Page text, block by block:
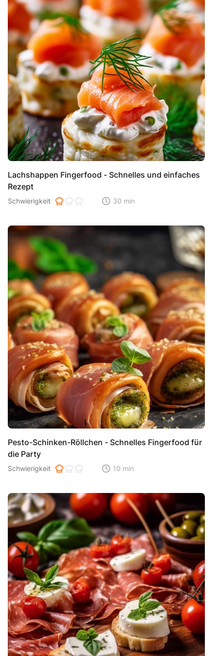
Lachshappen Fingerfood - Schnelles und einfaches
Rezept
Schwierigkeit der Zubereitung. 1 ist einfach 2 ist mittel 3 ist
Schwierigkeit Zeitaufwand der der Zubereitung.
30 min
Pesto-Schinken-Röllchen - Schnelles Fingerfood für
die Party
Schwierigkeit der Zubereitung. 1 ist einfach 2 ist mittel 3 ist
Schwierigkeit Zeitaufwand der der Zubereitung.
10 min